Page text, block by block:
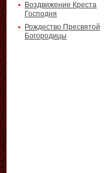
Воздвижение Креста
Господня
Рождество Пресвятой
Богородицы